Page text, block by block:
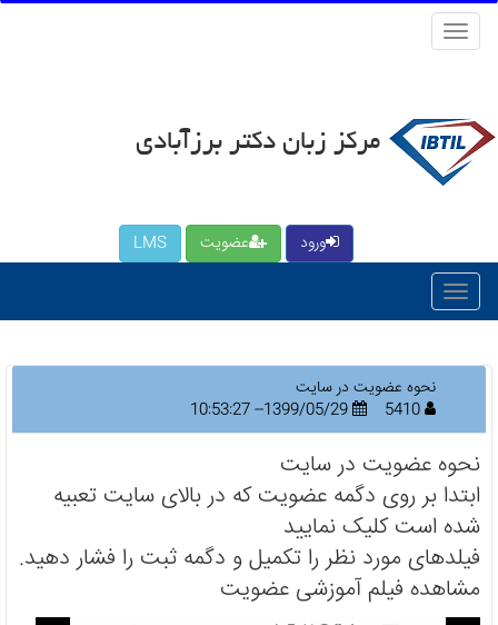
منو
کاربری
مرکز زبان دکتر برزآبادی
ورود عضویت LMS
نحوه عضویت در سایت
نحوه عضویت در سایت
ابتدا بر روی دگمه عضویت که در بالای سایت تعبیه
شده است کلیک نمایید
فیلدهای مورد نظر را تکمیل و دگمه ثبت را فشار دهید.
مشاهده فیلم آموزشی عضویت